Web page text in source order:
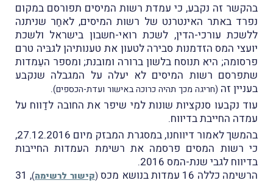
בהקשר זה נקבע, כי עמדת רשות המיסים תפורסם במקום
נפרד באתר האינטרנט של רשות המיסים, לאחַר שניתנה
ללשכת עורכי-הדין, לשכת רואי-חשבון בישראל ולשכת
יועצי המס הזדמנות סבירה לטעון את טענותיהן לגבּיה טרם
פרסומה; היא תנוסח בלשון ברורה ומובנת; ומספר העֵמדות
שתפרסם רשות המיסים לא יעלה על המגבלה שנקבע
בעניין זה (חריגה מכך תהיה כרוכה באישור ועדת-הכספים).
עוד נקבעו סנקציות שונות למי שיפר את החובה לדַווח על
עמדה החייבת בדיווח.
בהמשך לאמור דיווחנו, במסגרת המבזק מיום 27.12.2016,
כי רשות המסים פרסמה את רשימת העמדות החייבות
בדיווח לגבי שנת-המס 2016.
הרשימה כללה 16 עמדות בנושא מכס
(קישור לרשימה)
, 31